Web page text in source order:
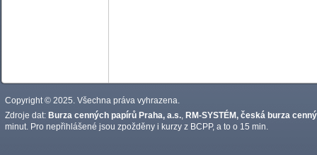
Copyright © 2025. Všechna práva vyhrazena.
Zdroje dat: Burza cenných papírů Praha, a.s. RM-SYSTÉM, česká burza
minut. Pro nepřihlášené jsou zpožděny i kurzy z BCPP, a to o 15 min.